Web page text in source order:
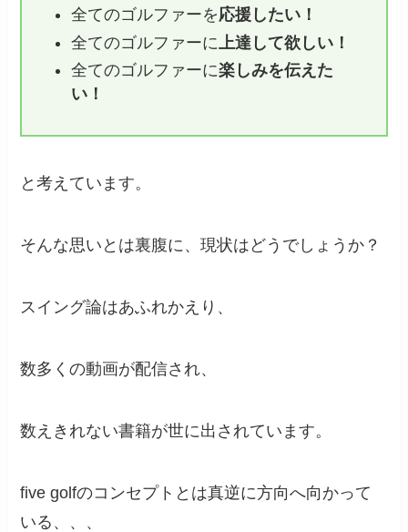
全てのゴルファーを応援したい！
全てのゴルファーに 上達して欲しい！
全てのゴルファーに楽しみを伝えた
い！
と考えています。
そんな思いとは裏腹に、現状はどうでしょうか？
スイング論はあふれかえり、
数多くの動画が配信され、
数えきれない書籍が世に出されています。
five golfのコンセプトとは真逆に方向へ向かって
いる、、、